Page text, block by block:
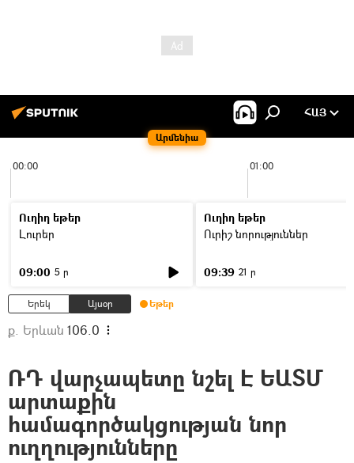
Արմենիա
ՀԱՅ
00:00 01:00
Ուղիղ եթեր
Լուրեր
09:00 5 ր
Ուղիղ եթեր
Ուրիշ նորություններ
09:39 21 ր
Երեկ Այսօր Եթեր
ք. Երևան 106.0
ՌԴ վարչապետը նշել Է ԵԱՏՄ
արտաքին
համագործակցության նոր
ուղղությունները